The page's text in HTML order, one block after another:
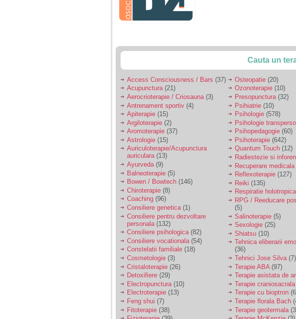
De 4 ani am o relatie
serioasa cu un barbat
sa se manifeste o
Ma aflu aici pentru ca
vreau sa stiu daca am
nevoie de un psiholog
sau psihiatru.
Sunt casatorita, am
31 de ani si un copil in
varsta de 2 ani care
mi-e lumina ochilor.
De ceva timp simt ca
mi s-a adunat
oboseala, o oboseala
cronica de care nu pot
scapa si simt ca din
cauza ei nu pot
controla nervii si
cateodata are copilul
de suferit.
Am o bariera peste
care nu pot trece:
prietena mea a ramas
insarcinata cu o fata.
Am fost de comun
acord sa facem un
copil, cu gandul ca e
baiat.
Cauta un
Access Consciousness / Bars (37)
Acupunctura(21)
Aerocrioterapie / Criosauna (3)
Antrenament sportiv (4)
Apiterapie (15)
Argiloterapie (2)
Aromoterapie (37)
Astrologie (15)
Auriculoterapie/Acupunctura
auriculara(13)
Ayurveda(9)
Balneoterapie (5)
Bowen / Bowtech (146)
Chiroterapie (8)
Coaching (96)
Consiliere genetica(1)
Consiliere pentru dezvoltare
personala (132)
Consiliere psihologica(82)
Consiliere vocationala (54)
Constelatii familiale (18)
Cosmetologie (3)
Cristaloterapie (26)
Detoxifiere (29)
Electropunctura (10)
Electroterapie (13)
Feng shui (7)
Fitoterapie (38)
Osteopatie (20)
Ozonoterapie (10)
Presopunctura (32)
Psihiatrie (10)
Psihologie (578)
Psihologie
Psihopedagogie (60)
Psihoterapie (642)
Quantum Touch (12)
Radiestezie si
Recuperare medicala
Reflexoterapie (127)
Reiki (135)
Respiratie holotropica
RPG / Reeducare
(5)
Salinoterapie (5)
Sexologie (25)
Shiatsu (10)
Tehnica eliberarii
(36)
Tehnici Jose Silva(7)
Terapie ABA (97)
Terapie asistata de
Terapie craniosacrala
Terapie cu bioptron
Terapie florala Bach
Terapie geotermala